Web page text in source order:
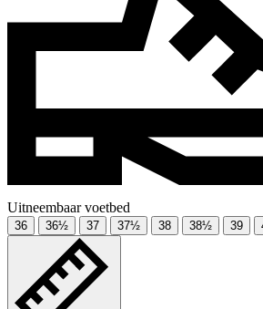
Uitneembaar voetbed
36 36½ 37 37½ 38 38½ 39